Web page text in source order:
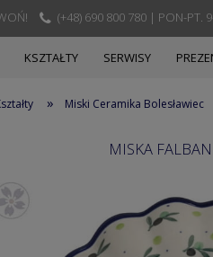
(+48) 690 800 780 | PON-PT.
KSZTAŁTY SERWISY
» Miski Ceramika Bolesławiec
MISKA